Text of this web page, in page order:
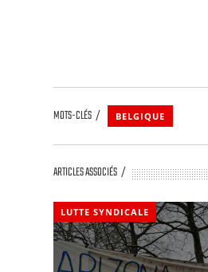
MOTS-CLÉS BELGIQUE
ARTICLES ASSOCIÉS
LUTTE SYNDICALE